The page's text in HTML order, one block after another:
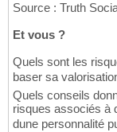
Source : Truth
Et vous ?
Quels sont les
baser sa
Quels conseils
risques associés à
dune personnalité